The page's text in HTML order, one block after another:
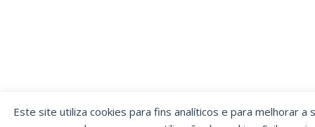
Este site utiliza cookies para fins analíticos e para melhorar a